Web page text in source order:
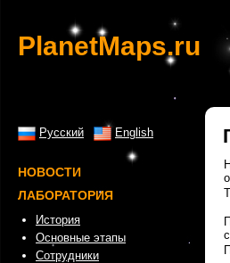
PlanetMaps.ru
Русский English
НОВОСТИ
ЛАБОРАТОРИЯ
История
Основные этапы
Сотрудники